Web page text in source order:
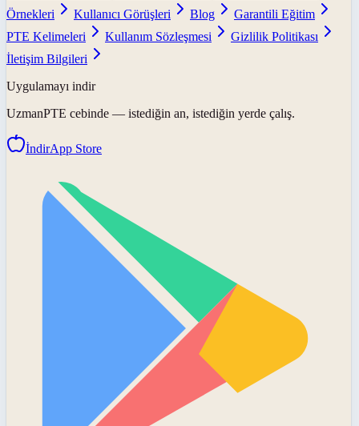
Örnekleri
Kullanıcı Görüşleri Blog
Garantili Eğitim
PTE Kelimeleri
Kullanım Sözleşmesi
Gizlilik Politikası
İletişim Bilgileri
Uygulamayı indir
UzmanPTE cebinde — istediğin an, istediğin yerde çalış.
İndirApp Store